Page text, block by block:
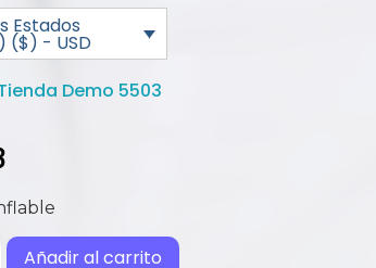
Estados
($) - USD
Demo 5503
Añadir al carrito